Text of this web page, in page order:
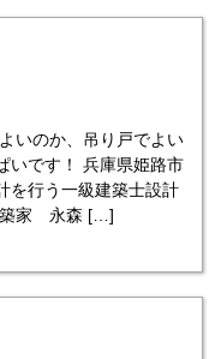
いのか、吊り戸でよい
いです！ 兵庫県姫路市
を行う一級建築士設計
築家 永森 […]